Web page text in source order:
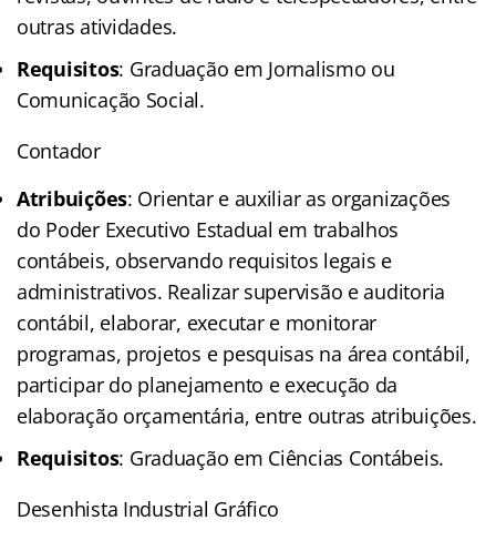
outras atividades.
Requisitos: Graduação em Jornalismo ou
Comunicação Social.
Contador
Atribuições: Orientar e auxiliar as organizações
do Poder Executivo Estadual em trabalhos
contábeis, observando requisitos legais e
administrativos. Realizar supervisão e auditoria
contábil, elaborar, executar e monitorar
programas, projetos e pesquisas na área contábil,
participar do planejamento e execução da
elaboração orçamentária, entre outras atribuições.
Requisitos: Graduação em Ciências Contábeis.
Desenhista Industrial Gráfico